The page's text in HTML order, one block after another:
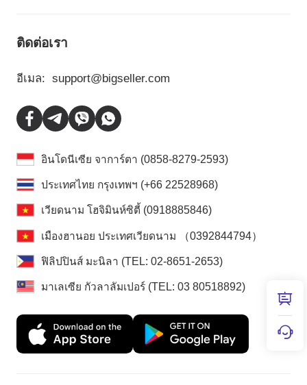
ติดต่อเรา
อีเมล: support@bigseller.com
อินโดนีเซีย จาการ์ตา (0858-8279-2593)
ประเทศไทย กรุงเทพฯ (+66 22528968)
เวียดนาม โฮจิมินห์ซิตี้ (0918885846)
เมืองฮานอย ประเทศเวียดนาม （0392844794）
ฟิลิปปินส์ มะนิลา (TEL: 02-8651-2653)
มาเลเซีย กัวลาลัมเปอร์ (TEL: 03 80518892)